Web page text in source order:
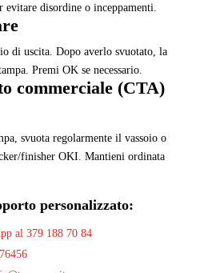
evitare disordine o inceppamenti.
di uscita. Dopo averlo svuotato, la
Premi OK se necessario.
commerciale (CTA)
svuota regolarmente il vassoio o
finisher OKI. Mantieni ordinata
personalizzato:
al 379 188 70 84